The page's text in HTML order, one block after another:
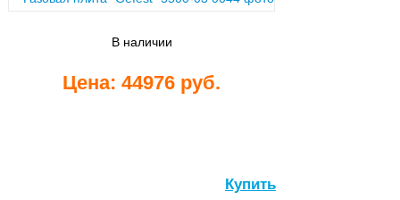
машиныВ наличии
Цена: 44976 руб.
Купить